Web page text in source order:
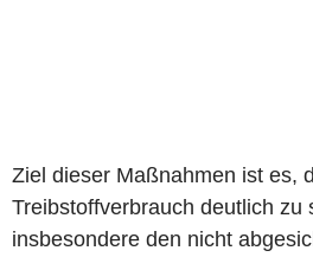
Ziel dieser Maßnahmen ist es,
Treibstoffverbrauch deutlich zu
insbesondere den nicht